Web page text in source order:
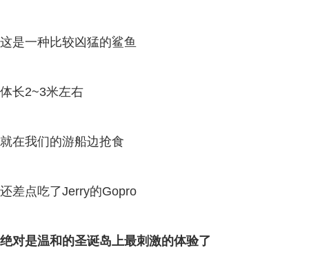
这是一种比较凶猛的鲨鱼
体长2~3米左右
就在我们的游船边抢食
还差点吃了Jerry的Gopro
绝对是温和的圣诞岛上最刺激的体验了